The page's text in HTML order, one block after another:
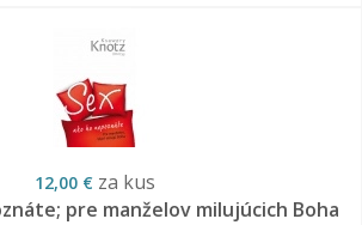
12,00 € za kus
pre manželov milujúcich Boha